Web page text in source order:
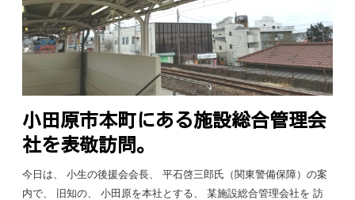
小田原市本町にある施設総合管理会
社を表敬訪問。
今日は、 小生の後援会会長、 平石啓三郎氏（関東警備保障）の案
内で、 旧知の、 小田原を本社とする、 某施設総合管理会社を 訪